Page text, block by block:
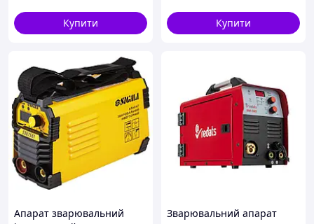
Купити
Купити
Апарат зварювальний
Зварювальний апарат